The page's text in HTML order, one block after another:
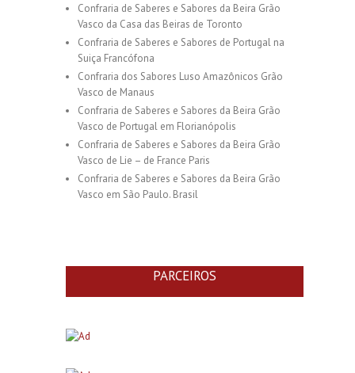
Confraria de Saberes e Sabores da Beira Grão
Vasco da Casa das Beiras de Toronto
Confraria de Saberes e Sabores de Portugal na
Suiça Francófona
Confraria dos Sabores Luso Amazônicos Grão
Vasco de Manaus
Confraria de Saberes e Sabores da Beira Grão
Vasco de Portugal em Florianópolis
Confraria de Saberes e Sabores da Beira Grão
Vasco de Lie – de France Paris
Confraria de Saberes e Sabores da Beira Grão
Vasco em São Paulo. Brasil
PARCEIROS